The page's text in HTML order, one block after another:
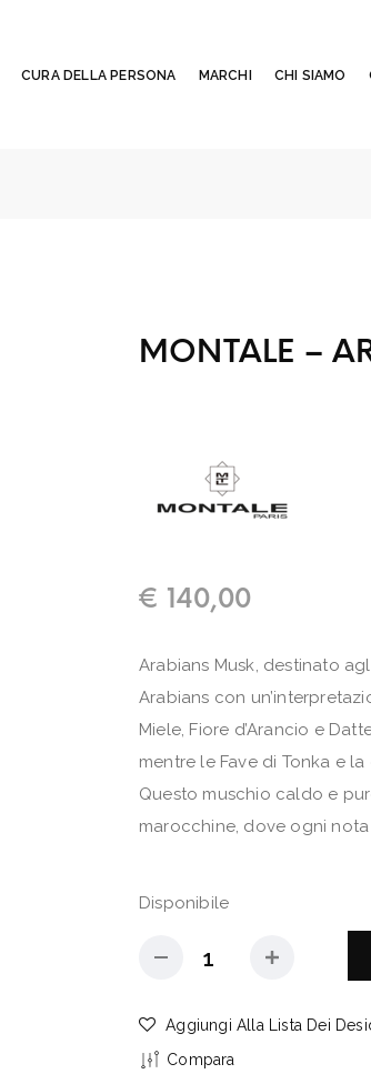
CURA DELLA PERSONA MARCHI CHI SIAMO
MONTALE –
€ 140,00
Arabians Musk, destinato
Arabians con
Miele, Fiore d’Arancio e
mentre le Fave di Tonka e
Questo muschio caldo e
marocchine, dove ogni
Disponibile
Aggiungi Alla Lista Dei
Compara